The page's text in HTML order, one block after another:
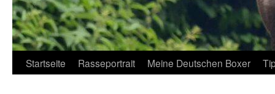
Startseite Rasseportrait Meine Deutschen Boxer